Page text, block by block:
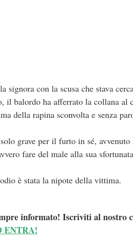
signora con la scusa che stava
il balordo ha afferrato la collana
della rapina sconvolta e senza
grave per il furto in sé,
fare del male alla sua
è stata la nipote della vittima.
informato! Iscriviti al nostro
ENTRA!